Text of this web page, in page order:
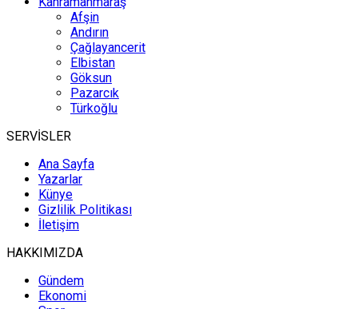
Afşin
Andırın
Çağlayancerit
Elbistan
Göksun
Pazarcık
Türkoğlu
SERVİSLER
Ana Sayfa
Yazarlar
Künye
Gizlilik Politikası
İletişim
HAKKIMIZDA
Gündem
Ekonomi